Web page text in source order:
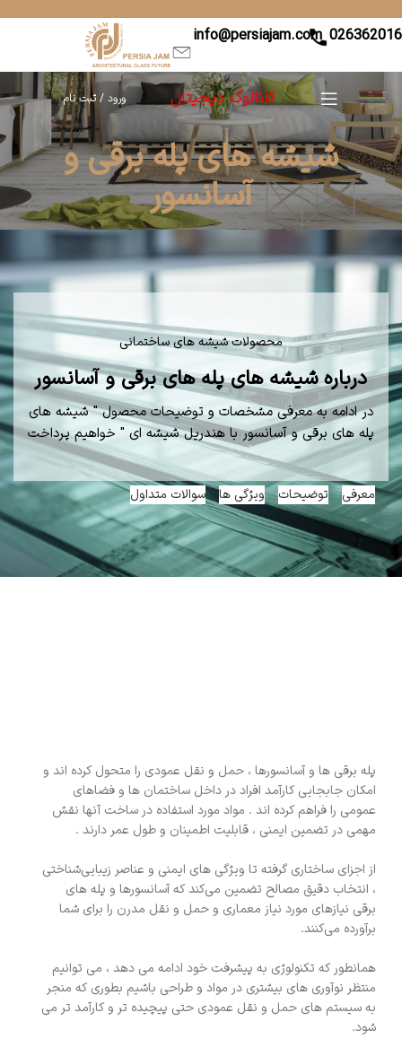
info@persiajam.com
کاتالوگ دیجیتال ورود / ثبت نام
شیشه های پله برقی و
آسانسور
محصولات شیشه های ساختمانی
درباره شیشه های پله های برقی و آسانسور
در ادامه به معرفی مشخصات و توضیحات محصول " شیشه های
پله های برقی و آسانسور با هندریل شیشه ای " خواهیم پرداخت
معرفی توضیحات ویژگی ها سوالات متداول
پله برقی ها و آسانسورها ، حمل و نقل عمودی را متحول کرده اند و
امکان جابجایی کارآمد افراد در داخل ساختمان ها و فضاهای
عمومی را فراهم کرده اند . مواد مورد استفاده در ساخت آنها نقش
مهمی در تضمین ایمنی ، قابلیت اطمینان و طول عمر دارند .
از اجزای ساختاری گرفته تا ویژگی ‌های ایمنی و عناصر زیبایی‌شناختی
، انتخاب دقیق مصالح تضمین می‌کند که آسانسورها و پله ‌های
برقی نیازهای مورد نیاز معماری و حمل ‌و نقل مدرن را برای شما
برآورده می‌کنند.
همانطور که تکنولوژی به پیشرفت خود ادامه می دهد ، می توانیم
منتظر نوآوری های بیشتری در مواد و طراحی باشیم بطوری که منجر
به سیستم های حمل و نقل عمودی حتی پیچیده تر و کارآمد تر می
شود.